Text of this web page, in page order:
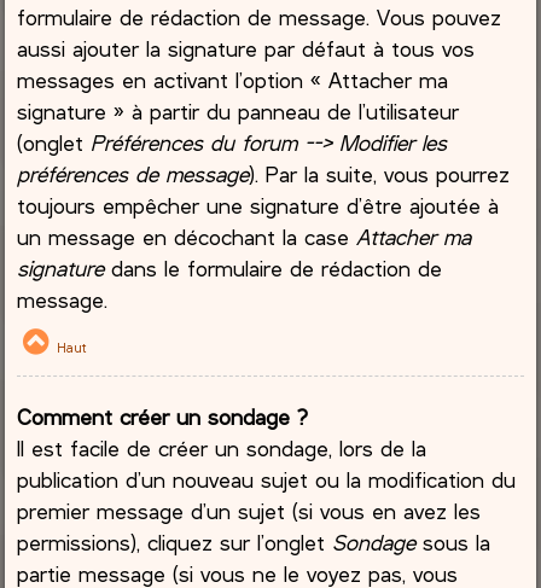
formulaire de rédaction de message. Vous pouvez
aussi ajouter la signature par défaut à tous vos
messages en activant l’option « Attacher ma
signature » à partir du panneau de l’utilisateur
(onglet Préférences du forum --> Modifier les
préférences de message). Par la suite, vous pourrez
toujours empêcher une signature d’être ajoutée à
un message en décochant la caseAttacher ma
signaturedans le formulaire de rédaction de
message.
Haut
Comment créer un sondage ?
Il est facile de créer un sondage, lors de la
publication d’un nouveau sujet ou la modification du
premier message d’un sujet (si vous en avez les
permissions), cliquez sur l’onglet Sondagesous la
partie message (si vous ne le voyez pas, vous